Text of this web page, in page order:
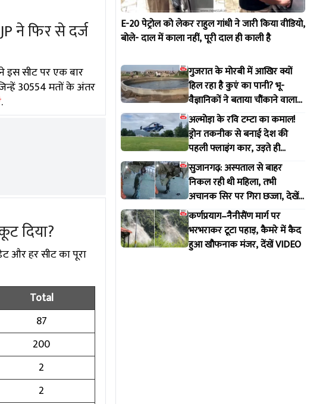
ने फिर से दर्ज
इस सीट पर एक बार
30554 मतों के अंतर
.
दिया?
और हर सीट का पूरा
Total
87
200
2
2
E-20 पेट्रोल को लेकर राहुल गांधी ने जारी किया वीडियो,
बोले- दाल में काला नहीं, पूरी दाल ही काली है
गुजरात के मोरबी में आखिर क्यों
हिल रहा है कुएं का पानी? भू-
वैज्ञानिकों ने बताया चौंकाने वाला
सच
अल्मोड़ा के रवि टम्टा का कमाल!
ड्रोन तकनीक से बनाई देश की
पहली फ्लाइंग कार, उड़ते ही
वायरल हुआ वीडियो
सुजानगढ़: अस्पताल से बाहर
निकल रही थी महिला, तभी
अचानक सिर पर गिरा छज्जा, देखें
VIDEO
कर्णप्रयाग–नैनीसैंण मार्ग पर
भरभराकर टूटा पहाड़, कैमरे में कैद
हुआ खौफनाक मंजर, देंखें VIDEO